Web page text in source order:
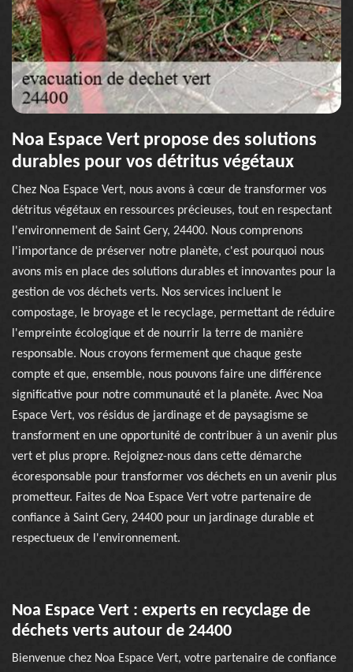
Noa Espace Vert propose des solutions
durables pour vos détritus végétaux
Chez Noa Espace Vert, nous avons à cœur de transformer vos
détritus végétaux en ressources précieuses, tout en respectant
l'environnement de Saint Gery, 24400. Nous comprenons
l'importance de préserver notre planète, c'est pourquoi nous
avons mis en place des solutions durables et innovantes pour la
gestion de vos déchets verts. Nos services incluent le
compostage, le broyage et le recyclage, permettant de réduire
l'empreinte écologique et de nourrir la terre de manière
responsable. Nous croyons fermement que chaque geste
compte et que, ensemble, nous pouvons faire une différence
significative pour notre communauté et la planète. Avec Noa
Espace Vert, vos résidus de jardinage et de paysagisme se
transforment en une opportunité de contribuer à un avenir plus
vert et plus propre. Rejoignez-nous dans cette démarche
écoresponsable pour transformer vos déchets en un avenir plus
prometteur. Faites de Noa Espace Vert votre partenaire de
confiance à Saint Gery, 24400 pour un jardinage durable et
respectueux de l'environnement.
Noa Espace Vert : experts en recyclage de
déchets verts autour de 24400
Bienvenue chez Noa Espace Vert, votre partenaire de confiance